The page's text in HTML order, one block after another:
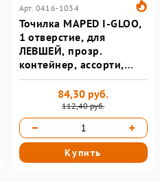
Арт. 0416-1034
Точилка MAPED I-GLOO,
1 отверстие, для
ЛЕВШЕЙ, прозр.
контейнер, ассорти,
блистер
112,40 руб.
84,30 руб.
Купить